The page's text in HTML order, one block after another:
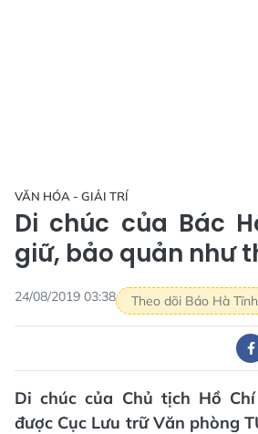
VĂN HÓA - GIẢI TRÍ
Di chúc của Bác
giữ, bảo quản như
24/08/2019 03:38 Theo dõi Báo Hà
Di chúc của Chủ tịch Hồ
được Cục Lưu trữ Văn phòng